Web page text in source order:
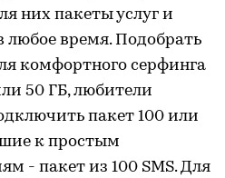
них пакеты услуг и
любое время. Подобрать
комфортного серфинга
50 ГБ, любители
пакет 100 или
к простым
- пакет из 100 SMS. Для